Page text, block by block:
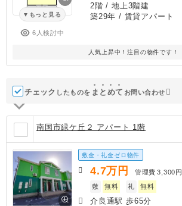
もっと見る
6人検討中
2階 / 地上3階建
築29年 / 賃貸アパート
人気上昇中！注目の物件です！
チェック したものを ま と めて お問い合わせ
南国市緑ケ丘２ アパート 1階
敷金・礼金ゼロ物件
4.7万円 管理費 3,300円
敷
無料 礼 無料
介良通駅 歩65分